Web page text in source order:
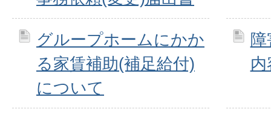
グループホームにかか
る家賃補助(補足給付)
について